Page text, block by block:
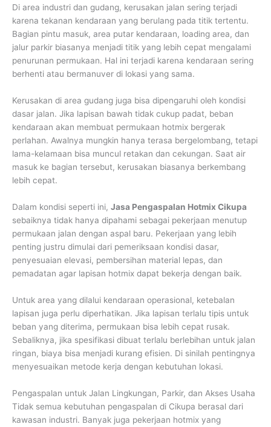
Di area industri dan gudang, kerusakan jalan sering terjadi
karena tekanan kendaraan yang berulang pada titik tertentu.
Bagian pintu masuk, area putar kendaraan, loading area, dan
jalur parkir biasanya menjadi titik yang lebih cepat mengalami
penurunan permukaan. Hal ini terjadi karena kendaraan sering
berhenti atau bermanuver di lokasi yang sama.
Kerusakan di area gudang juga bisa dipengaruhi oleh kondisi
dasar jalan. Jika lapisan bawah tidak cukup padat, beban
kendaraan akan membuat permukaan hotmix bergerak
perlahan. Awalnya mungkin hanya terasa bergelombang, tetapi
lama-kelamaan bisa muncul retakan dan cekungan. Saat air
masuk ke bagian tersebut, kerusakan biasanya berkembang
lebih cepat.
Dalam kondisi seperti ini, Jasa Pengaspalan Hotmix Cikupa
sebaiknya tidak hanya dipahami sebagai pekerjaan menutup
permukaan jalan dengan aspal baru. Pekerjaan yang lebih
penting justru dimulai dari pemeriksaan kondisi dasar,
penyesuaian elevasi, pembersihan material lepas, dan
pemadatan agar lapisan hotmix dapat bekerja dengan baik.
Untuk area yang dilalui kendaraan operasional, ketebalan
lapisan juga perlu diperhatikan. Jika lapisan terlalu tipis untuk
beban yang diterima, permukaan bisa lebih cepat rusak.
Sebaliknya, jika spesifikasi dibuat terlalu berlebihan untuk jalan
ringan, biaya bisa menjadi kurang efisien. Di sinilah pentingnya
menyesuaikan metode kerja dengan kebutuhan lokasi.
Pengaspalan untuk Jalan Lingkungan, Parkir, dan Akses Usaha
Tidak semua kebutuhan pengaspalan di Cikupa berasal dari
kawasan industri. Banyak juga pekerjaan hotmix yang